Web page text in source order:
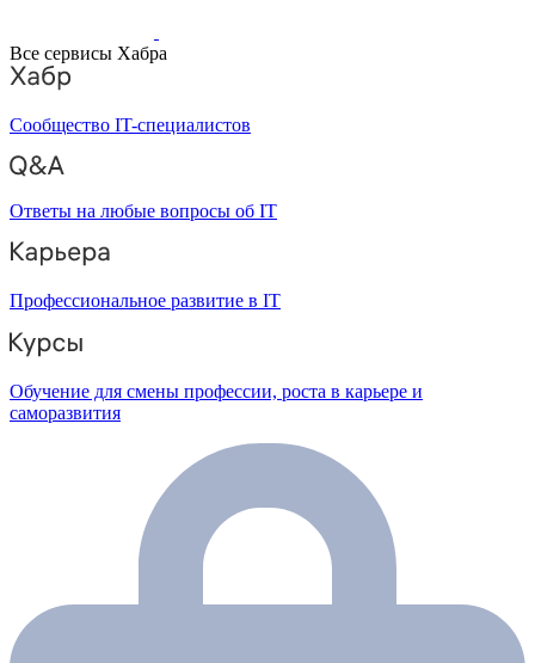
Все сервисы Хабра
Сообщество IT-специалистов
Ответы на любые вопросы об IT
Профессиональное развитие в IT
Обучение для смены профессии, роста в карьере и
саморазвития